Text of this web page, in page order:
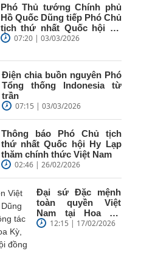
Phó Thủ tướng Chính phủ
Hồ Quốc Dũng tiếp Phó Chủ
tịch thứ nhất Quốc hội Hy
Lạp07:20 | 03/03/2026
Điện chia buồn nguyên Phó
Tổng thống Indonesia từ
trần
07:15 | 03/03/2026
Thông báo Phó Chủ tịch
thứ nhất Quốc hội Hy Lạp
thăm chính thức Việt Nam
02:46 | 26/02/2026
Đại sứ Đặc mệnh
toàn quyền Việt
Nam tại Hoa Kỳ
Nguyễn Quốc Dũng
12:15 | 17/02/2026